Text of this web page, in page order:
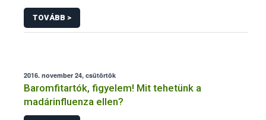
TOVÁBB >
2016. november 24, csütörtök
Baromfitartók, figyelem! Mit tehetünk a
madárinfluenza ellen?